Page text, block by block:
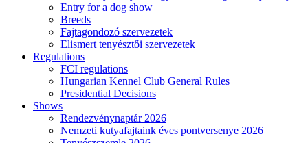
Entry for a dog show
Breeds
Fajtagondozó szervezetek
Elismert tenyésztői szervezetek
Regulations
FCI regulations
Hungarian Kennel Club General Rules
Presidential Decisions
Shows
Rendezvénynaptár 2026
Nemzeti kutyafajtaink éves pontversenye 2026